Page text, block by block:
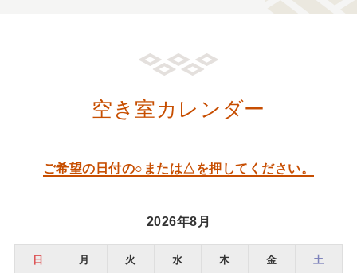
空き室カレンダー
ご希望の日付の○または△を押してください。
2026年8月
日 月 火 水 木 金 土